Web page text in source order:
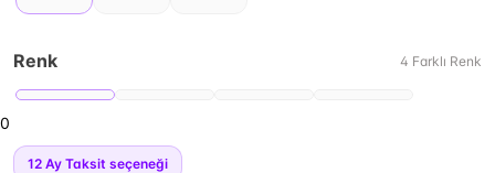
Renk 4 Farklı Renk
0
12 Ay Taksit seçeneği